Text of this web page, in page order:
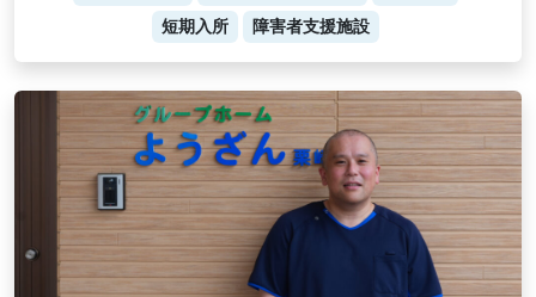
短期入所
障害者支援施設